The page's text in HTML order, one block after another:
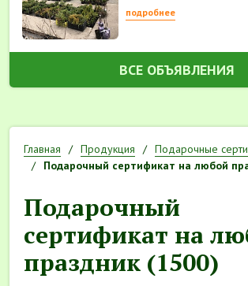
подробнее
ВСЕ ОБЪЯВЛЕНИЯ
Главная Продукция
Подарочные
Подарочный сертификат на любой
Подарочный
сертификат на
праздник (1500)